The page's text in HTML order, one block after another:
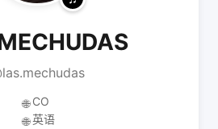
🌐 CO
🌐 英语